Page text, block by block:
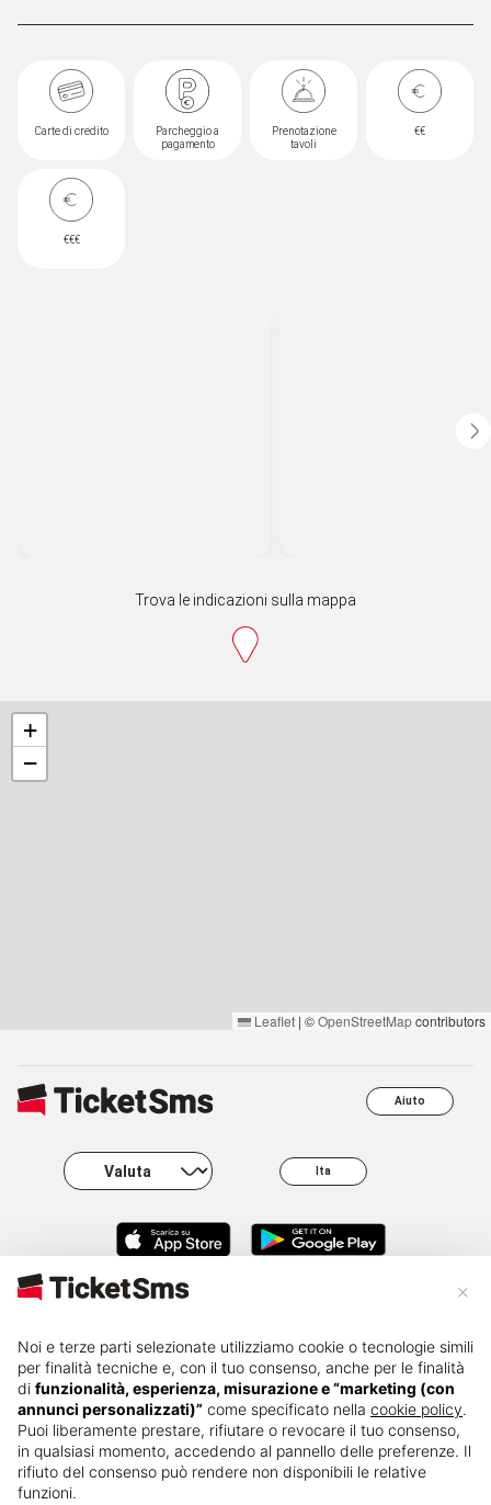
DEL VILLAGGIO, Vega Discoteque offre intrattenimento di alta
Carte di credito
Parcheggio a
pagamento
Prenotazione
tavoli
€€
€€€
Trova le indicazioni sulla mappa
+
−
Leaflet | ©OpenStreetMapcontributors
Ita
Aiuto
Press kit Governance Privacy Rivendita
Cambio
nominativo
Cookie policy
Termini e
condizioni
×
Noi e terze parti selezionate utilizziamo cookie o tecnologie simili
per finalità tecniche e, con il tuo consenso, anche per le finalità
di funzionalità, esperienza, misurazione e “marketing (con
annunci personalizzati)” come specificato nella cookie policy.
Puoi liberamente prestare, rifiutare o revocare il tuo consenso,
in qualsiasi momento, accedendo al pannello delle preferenze. Il
rifiuto del consenso può rendere non disponibili le relative
funzioni.